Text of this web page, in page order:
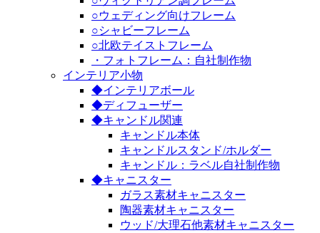
○ウェディング向けフレーム
○シャビーフレーム
○北欧テイストフレーム
・フォトフレーム：自社制作物
インテリア小物
◆インテリアボール
◆ディフューザー
◆キャンドル関連
キャンドル本体
キャンドルスタンド/ホルダー
キャンドル：ラベル自社制作物
◆キャニスター
ガラス素材キャニスター
陶器素材キャニスター
ウッド/大理石他素材キャニスター